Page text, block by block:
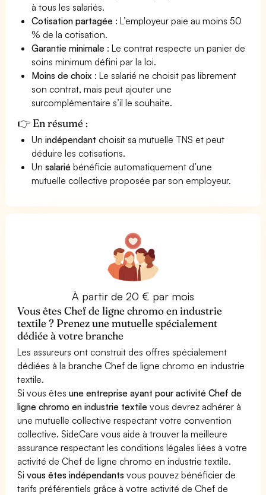
à tous les salariés.
Cotisation partagée : L’employeur paie au moins 50
% de la cotisation.
Garantie minimale : Le contrat respecte un panier de
soins minimum défini par la loi.
Moins de choix : Le salarié ne choisit pas librement
son contrat, mais peut ajouter une
surcomplémentaire s’il le souhaite.
👉 En résumé :
Unindépendant choisit sa mutuelle TNS et peut
déduire les cotisations.
Unsalarié bénéficie automatiquement d’une
mutuelle collective proposée par son employeur.
À partir de 20 € par mois
Vous êtes Chef de ligne chromo en industrie
textile ? Prenez une mutuelle spécialement
dédiée à votre branche
Les assureurs ont construit des offres spécialement
dédiées à la branche Chef de ligne chromo en industrie
textile.
Si vous êtesune entreprise ayant pour activité Chef de
ligne chromo en industrie textile vous devrez adhérer à
une mutuelle collective respectant votre convention
collective. SideCare vous aide à trouver la meilleure
assurance respectant les conditions légales liées à votre
activité de Chef de ligne chromo en industrie textile.
Sivous êtes indépendants vous pouvez bénéficier de
tarifs préférentiels grâce à votre activité de Chef de